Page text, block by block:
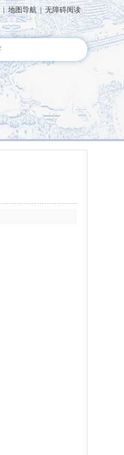
| 地图导航 | 无障碍阅读